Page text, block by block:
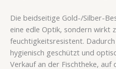
Die beidseitige Gold-/Silber-
eine edle Optik, sondern wirkt
feuchtigkeitsresistent.
hygienisch geschützt und
Verkauf an der Fischtheke,